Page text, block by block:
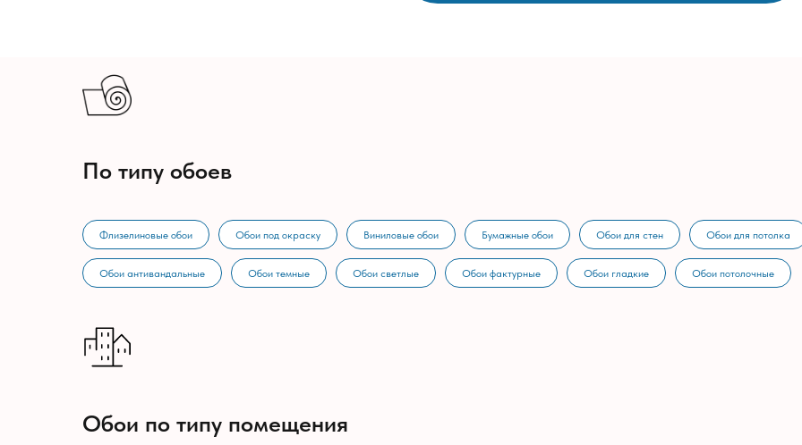
По типу обоев
Флизелиновые обои Обои под окраску Виниловые обои Бумажные обои Обои для стен Обои для потолка
Обои антивандальные Обои темные Обои светлые Обои фактурные Обои гладкие Обои потолочные
Обои по типу помещения